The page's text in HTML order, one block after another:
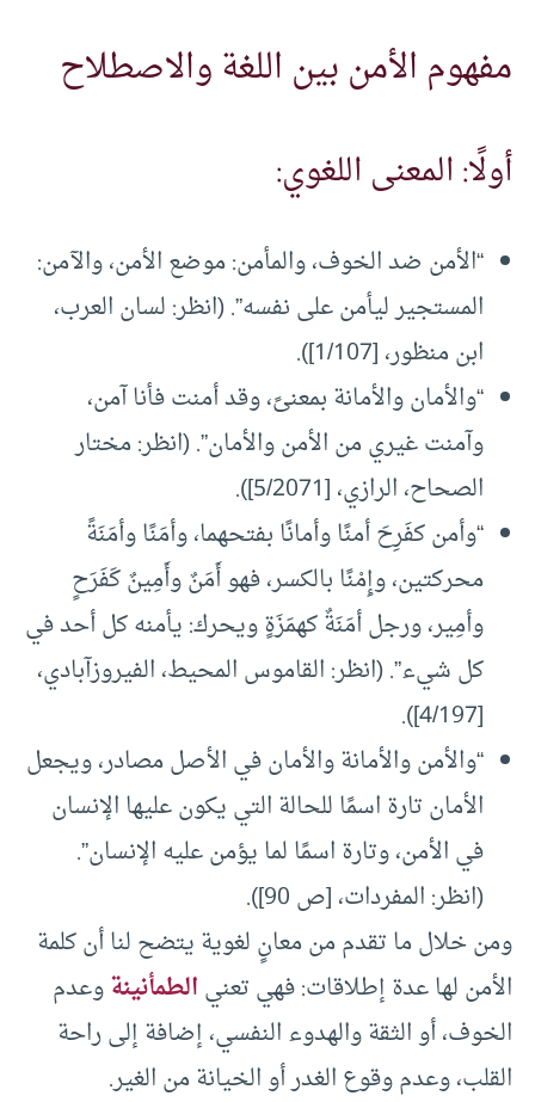
مفهوم الأمن بين اللغة والاصطلاح
أولًا: المعنى اللغوي:
“الأمن ضد الخوف، والمأمن: موضع الأمن، والآمن:
المستجير ليأمن على نفسه”. (انظر: لسان العرب،
ابن منظور، [1/107]).
“والأمان والأمانة بمعنىً، وقد أمنت فأنا آمن،
وآمنت غيري من الأمن والأمان”. (انظر: مختار
الصحاح، الرازي، [5/2071]).
“وأمن كفَرِحَ أمنًا وأمانًا بفتحهما، وأمَنًا وأمَنَةً
محركتين، وإِمْنًا بالكسر، فهو أَمَنٌ وأَمِينٌ كَفَرَحٍ
وأمِير، ورجل أمَنَةٌ كهمَزَةٍ ويحرك: يأمنه كل أحد في
كل شيء”. (انظر: القاموس المحيط، الفيروزآبادي،
[4/197]).
“والأمن والأمانة والأمان في الأصل مصادر، ويجعل
الأمان تارة اسمًا للحالة التي يكون عليها الإنسان
في الأمن، وتارة اسمًا لما يؤمن عليه الإنسان”.
(انظر: المفردات، [ص 90]).
ومن خلال ما تقدم من معانٍ لغوية يتضح لنا أن كلمة
الأمن لها عدة إطلاقات: فهي تعنيالطمأنينةوعدم
الخوف، أو الثقة والهدوء النفسي، إضافة إلى راحة
القلب، وعدم وقوع الغدر أو الخيانة من الغير.